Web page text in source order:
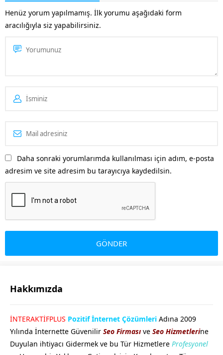
çıkaracaktır. Özellikle
Pinterest’in kitlesine...
Henüz yorum yapılmamış. İlk yorumu aşağıdaki form
aracılığıyla siz yapabilirsiniz.
Daha sonraki yorumlarımda kullanılması için adım, e-posta
adresim ve site adresim bu tarayıcıya kaydedilsin.
Hakkımızda
İNTERAKTİFPLUS Pozitif İnternet Çözümleri Adına 2009
Yılında İnternette Güvenilir Seo Firması ve Seo Hizmetlerine
Duyulan ihtiyacı Gidermek ve bu Tür Hizmetlere Profesyonel
GÖKHAN GÖKMEN